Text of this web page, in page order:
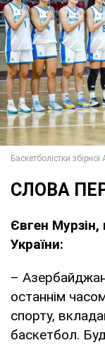
СЛОВА
Євген Мурзін,
України:
– Азербайджан
останнім
спорту,
баскетбол.